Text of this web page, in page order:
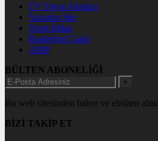
TV Yayın Akışları
Yazarlar Site
Tenis İddaa
Basketbol Canlı
AMP
BÜLTEN ABONELİĞİ
+
Bu web sitesinden haber ve ebülten
BİZİ TAKİP ET